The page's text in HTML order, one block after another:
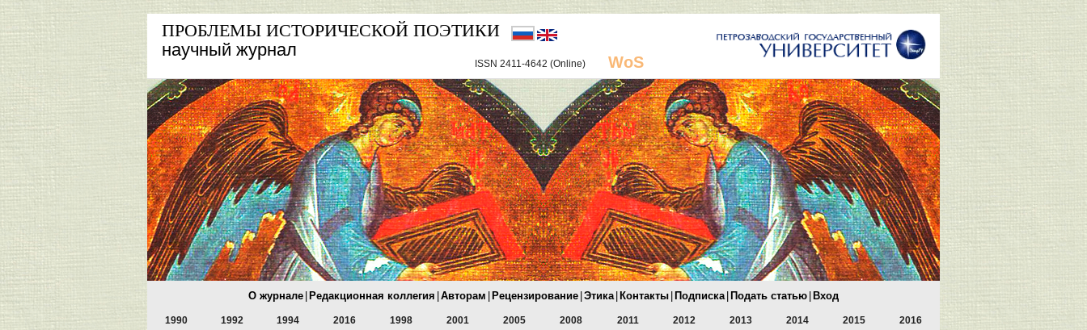
ПРОБЛЕМЫ ИСТОРИЧЕСКОЙ ПОЭТИКИ
научный журнал
ISSN 2411-4642 (Online) WoS
О журнале Редакционная коллегия Авторам Рецензирование Этика Контакты Подписка Подать статью Вход
1990
1992
1994
2016
1998
2001
2005
2008
2011
2012
2013
2014
2015
2016